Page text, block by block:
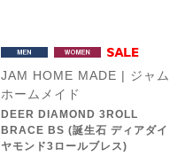
JAM HOME MADE | ジャム
ホームメイド
DEER DIAMOND 3ROLL
BRACE BS (誕生石 ディアダイ
ヤモンド3ロールブレス)